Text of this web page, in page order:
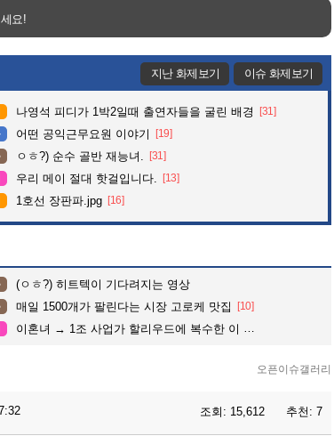
요!
지난 화제보기 이슈 화제보기
나영석 피디가 1박2일때 출연자들을 굴린 배경 [31]
어떤 공익근무요원 이야기 [19]
ㅇㅎ?) 순수 골반 재능녀. [31]
우리 메이 절대 핫걸입니다. [13]
1호선 장판파.jpg [16]
(ㅇㅎ?) 히트텍이 기다려지는 영상
매일 1500개가 팔린다는 시장 고로케 맛집 [10]
이혼녀 → 1조 사업가 할리우드에 복수한 이 여자
오픈이슈갤러리
조회: 15,612 추천: 7